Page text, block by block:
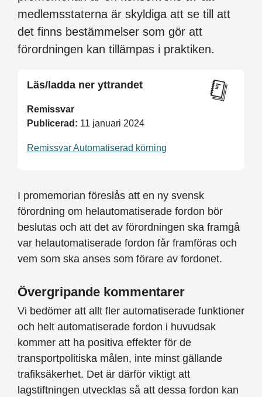
medlemsstaterna är skyldiga att se till att
det finns bestämmelser som gör att
förordningen kan tillämpas i praktiken.
Läs/ladda ner yttrandet
Remissvar
Publicerad: 11 januari 2024
Remissvar Automatiserad körning
I promemorian föreslås att en ny svensk
förordning om helautomatiserade fordon bör
beslutas och att det av förordningen ska framgå
var helautomatiserade fordon får framföras och
vem som ska anses som förare av fordonet.
Övergripande kommentarer
Vi bedömer att allt fler automatiserade funktioner
och helt automatiserade fordon i huvudsak
kommer att ha positiva effekter för de
transportpolitiska målen, inte minst gällande
trafiksäkerhet. Det är därför viktigt att
lagstiftningen utvecklas så att dessa fordon kan